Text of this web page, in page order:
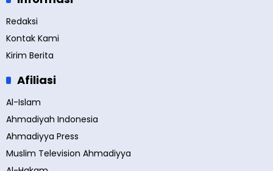
Redaksi
Kontak Kami
Kirim Berita
Afiliasi
Al-Islam
Ahmadiyah Indonesia
Ahmadiyya Press
Muslim Television Ahmadiyya